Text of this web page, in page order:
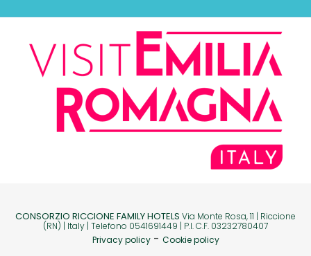
CONSORZIO RICCIONE FAMILY HOTELS Via Monte Rosa, 11 | Riccione
(RN) | Italy | Telefono 0541691449 | P.I. C.F. 03232780407
Privacy policy- Cookie policy